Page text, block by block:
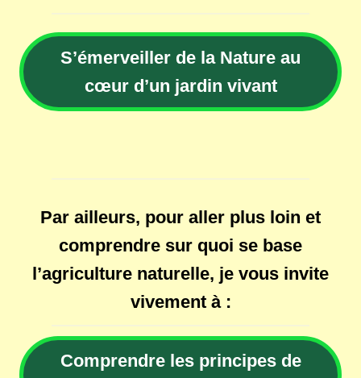
S’émerveiller de la Nature au
cœur d’un jardin vivant
Par ailleurs, pour aller plus loin et
comprendre sur quoi se base
l’agriculture naturelle, je vous invite
vivement à :
Comprendre les principes de